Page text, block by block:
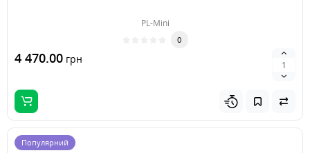
PL-Mini
0
4 470.00 грн
Популярний